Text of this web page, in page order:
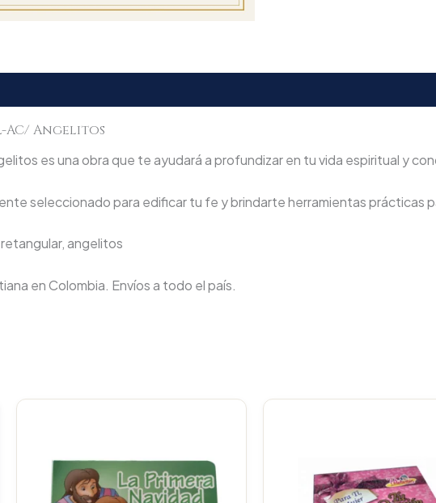
Angelitos
es una obra que te ayudará a profundizar en tu vida espiritual y
seleccionado para edificar tu fe y brindarte herramientas prácticas
angelitos
en Colombia. Envíos a todo el país.